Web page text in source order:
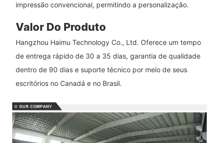
impressão convencional, permitindo a personalização.
Valor Do Produto
Hangzhou Haimu Technology Co., Ltd. Oferece um tempo
de entrega rápido de 30 a 35 dias, garantia de qualidade
dentro de 90 dias e suporte técnico por meio de seus
escritórios no Canadá e no Brasil.